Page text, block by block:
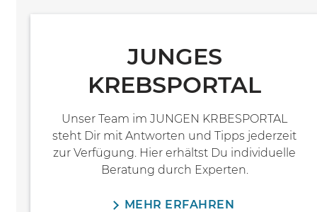
JUNGES
KREBSPORTAL
Unser Team im JUNGEN KRBESPORTAL
steht Dir mit Antworten und Tipps jederzeit
zur Verfügung. Hier erhältst Du individuelle
Beratung durch Experten.
MEHR ERFAHREN